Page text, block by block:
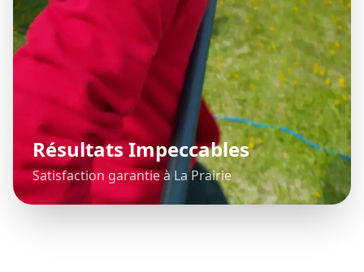
Résultats Impeccables
Satisfaction garantie à La Prairie